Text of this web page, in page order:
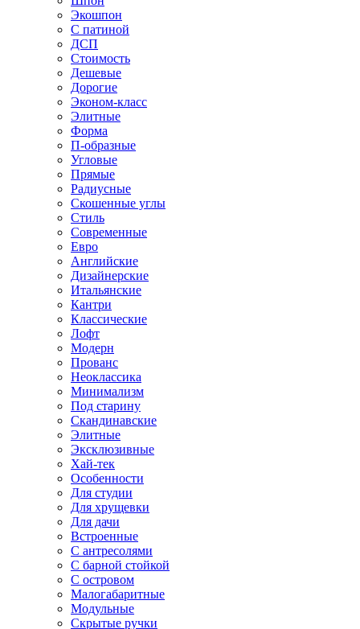
Экошпон
С патиной
ДСП
Стоимость
Дешевые
Дорогие
Эконом-класс
Элитные
Форма
П-образные
Угловые
Прямые
Радиусные
Скошенные углы
Стиль
Современные
Евро
Английские
Дизайнерские
Итальянские
Кантри
Классические
Лофт
Модерн
Прованс
Неоклассика
Минимализм
Под старину
Скандинавские
Элитные
Эксклюзивные
Хай-тек
Особенности
Для студии
Для хрущевки
Для дачи
Встроенные
С антресолями
С барной стойкой
С островом
Малогабаритные
Модульные
Скрытые ручки